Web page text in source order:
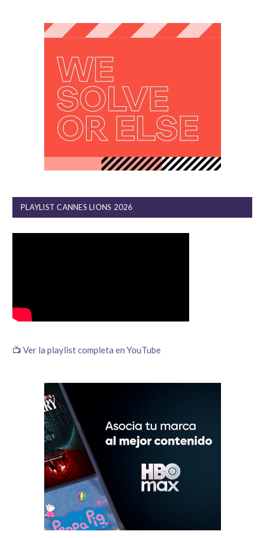
PLAYLIST CANNES LIONS 2026
📺 Ver la playlist completa en YouTube